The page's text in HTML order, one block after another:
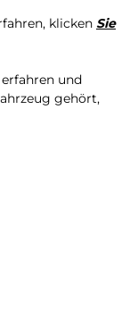
klicken Sie
und
gehört,